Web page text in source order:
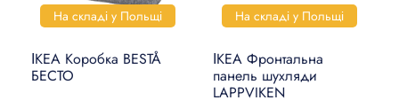
На складі у Польщі
ІКЕА Коробка BESTÅ
БЕСТО
На складі у Польщі
ІКЕА Фронтальна
панель шухляди
LAPPVIKEN